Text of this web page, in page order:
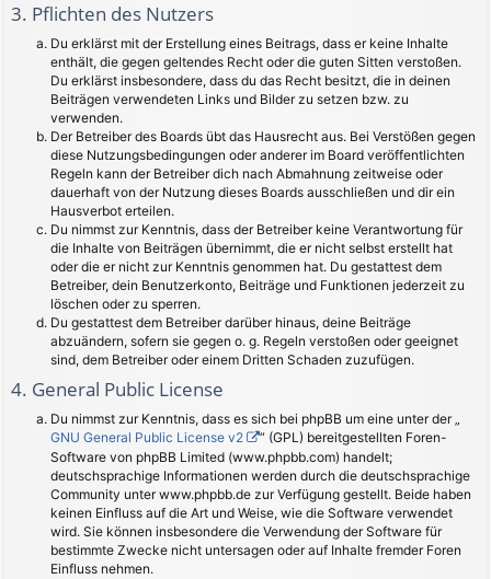
3. Pflichten des Nutzers
Du erklärst mit der Erstellung eines Beitrags, dass er keine Inhalte
enthält, die gegen geltendes Recht oder die guten Sitten verstoßen.
Du erklärst insbesondere, dass du das Recht besitzt, die in deinen
Beiträgen verwendeten Links und Bilder zu setzen bzw. zu
verwenden.
Der Betreiber des Boards übt das Hausrecht aus. Bei Verstößen gegen
diese Nutzungsbedingungen oder anderer im Board veröffentlichten
Regeln kann der Betreiber dich nach Abmahnung zeitweise oder
dauerhaft von der Nutzung dieses Boards ausschließen und dir ein
Hausverbot erteilen.
Du nimmst zur Kenntnis, dass der Betreiber keine Verantwortung für
die Inhalte von Beiträgen übernimmt, die er nicht selbst erstellt hat
oder die er nicht zur Kenntnis genommen hat. Du gestattest dem
Betreiber, dein Benutzerkonto, Beiträge und Funktionen jederzeit zu
löschen oder zu sperren.
Du gestattest dem Betreiber darüber hinaus, deine Beiträge
abzuändern, sofern sie gegen o. g. Regeln verstoßen oder geeignet
sind, dem Betreiber oder einem Dritten Schaden zuzufügen.
4. General Public License
Du nimmst zur Kenntnis, dass es sich bei phpBB um eine unter der „
GNU General Public License v2
“ (GPL) bereitgestellten Foren-
Software von phpBB Limited (www.phpbb.com) handelt;
deutschsprachige Informationen werden durch die deutschsprachige
Community unter www.phpbb.de zur Verfügung gestellt. Beide haben
keinen Einfluss auf die Art und Weise, wie die Software verwendet
wird. Sie können insbesondere die Verwendung der Software für
bestimmte Zwecke nicht untersagen oder auf Inhalte fremder Foren
Einfluss nehmen.